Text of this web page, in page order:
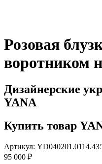
Розовая
воротником
Дизайнерские
YANA
Купить товар
Артикул:
95 000 ₽